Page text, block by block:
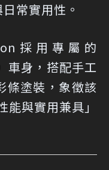
常實用性。
採用專屬的
車身，搭配手工
塗裝，象徵該
與實用兼具」